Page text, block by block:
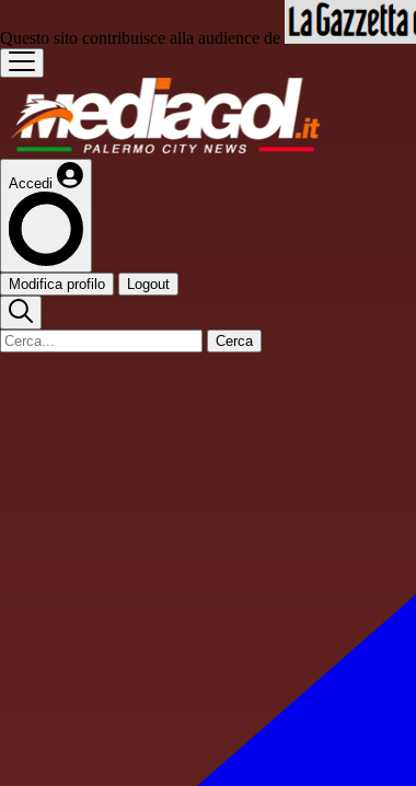
Questo sito contribuisce alla audience de
Accedi
Modifica profilo Logout
Cerca